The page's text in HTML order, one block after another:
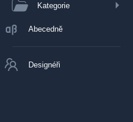
Kategorie
Abecedně
Designéři